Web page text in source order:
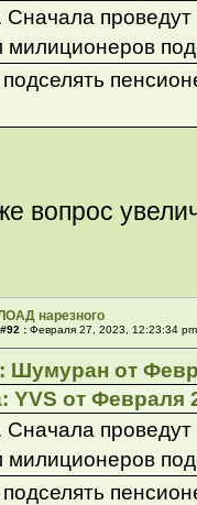
Сначала
милиционеров
вопрос
нарезного
: Февраля 27, 2023, 12:23:34
Шумуран от
YVS от Февраля
Сначала
милиционеров